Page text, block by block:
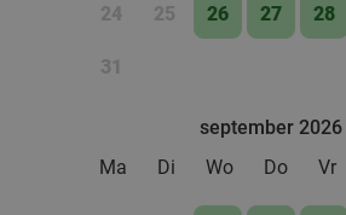
24 25 26 27 28
31
september 2026
Ma
Di Wo Do Vr